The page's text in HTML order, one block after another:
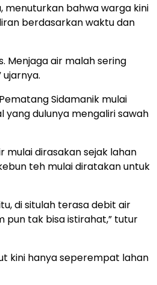
menuturkan bahwa warga kini
berdasarkan waktu dan
Menjaga air malah sering
ujarnya.
Sidamanik mulai
yang dulunya mengaliri sawah
dirasakan sejak lahan
teh mulai diratakan untuk
di situlah terasa debit air
pun tak bisa istirahat,” tutur
kini hanya seperempat lahan